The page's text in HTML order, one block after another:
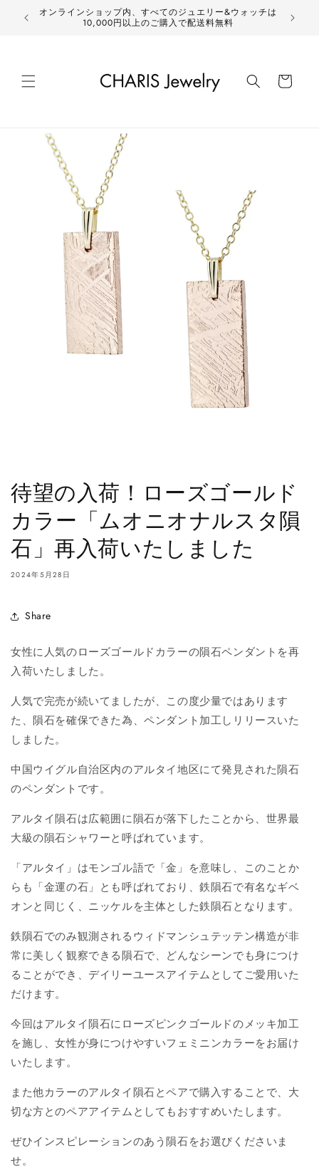
ンツにオンラインショップ内、すべてのジュエリー&ウォッチは
10,000円以上のご購入で配送料無料
ー
待望の入荷！ローズゴールド
カラー「ムオニオナルスタ隕
石」再入荷いたしました
2024年5月28日
Share
女性に人気のローズゴールドカラーの隕石ペンダントを再
入荷いたしました。
人気で完売が続いてましたが、この度少量ではあります
た、隕石を確保できた為、ペンダント加工しリリースいた
しました。
中国ウイグル自治区内のアルタイ地区にて発見された隕石
のペンダントです。
アルタイ隕石は広範囲に隕石が落下したことから、世界最
大級の隕石シャワーと呼ばれています。
「アルタイ」はモンゴル語で「金」を意味し、このことか
らも「金運の石」とも呼ばれており、鉄隕石で有名なギベ
オンと同じく、ニッケルを主体とした鉄隕石となります。
鉄隕石でのみ観測されるウィドマンシュテッテン構造が非
常に美しく観察できる隕石で、どんなシーンでも身につけ
ることができ、デイリーユースアイテムとしてご愛用いた
だけます。
今回はアルタイ隕石にローズピンクゴールドのメッキ加工
を施し、女性が身につけやすいフェミニンカラーをお届け
いたします。
また他カラーのアルタイ隕石とペアで購入することで、大
切な方とのペアアイテムとしてもおすすめいたします。
ぜひインスピレーションのあう隕石をお選びくださいま
せ。